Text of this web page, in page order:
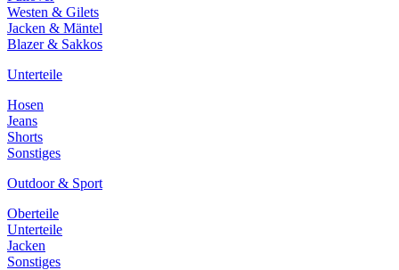
Westen & Gilets
Jacken & Mäntel
Blazer & Sakkos
Unterteile
Hosen
Jeans
Shorts
Sonstiges
Outdoor & Sport
Oberteile
Unterteile
Jacken
Sonstiges